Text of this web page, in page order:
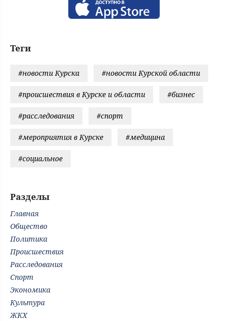
Теги
#новости Курска #новости Курской области
#происшествия в Курске и области #бизнес
#расследования #спорт
#мероприятия в Курске #медицина
#социальное
Разделы
Главная
Общество
Политика
Происшествия
Расследования
Спорт
Экономика
Культура
ЖКХ